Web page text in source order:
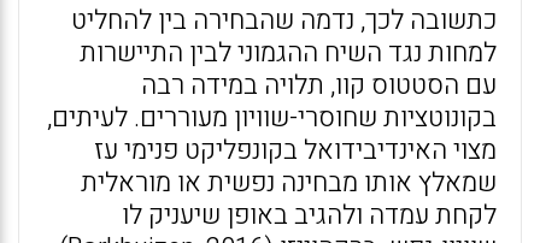
כתשובה לכך, נדמה שהבחירה בין להחליט
למחות נגד השיח ההגמוני לבין התיישרות
עם הסטטוס קוו, תלויה במידה רבה
בקונוטציות שחוסרי-שוויון מעוררים. לעיתים,
מצוי האינדיבידואל בקונפליקט פנימי עז
שמאלץ אותו מבחינה נפשית או מוראלית
לקחת עמדה ולהגיב באופן שיעניק לו